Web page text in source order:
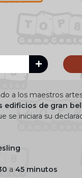
a los maestros
edificios de gran
se iniciara su
a 45 minutos